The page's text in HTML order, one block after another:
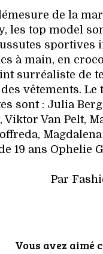
de la
les top model
sportives
à main, en
surréaliste de
vêtements.
sont : Julia
Van Pelt,
19 ans Ophelie
Par
Vous avez aimé